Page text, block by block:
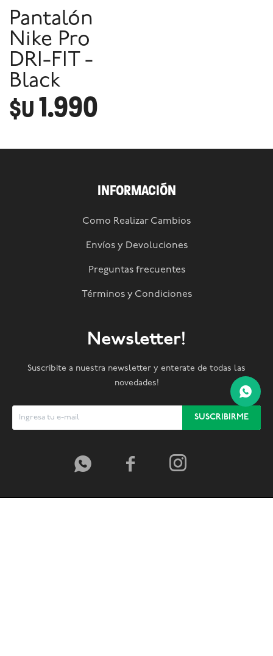
Pantalón
Nike Pro
DRI-FIT -
Black
$U1.990
INFORMACIÓN
Como Realizar Cambios
Envíos y Devoluciones
Preguntas frecuentes
Términos y Condiciones
Newsletter!
Suscribite a nuestra newsletter y enterate de todas las
novedades!
SUSCRIBIRME
  